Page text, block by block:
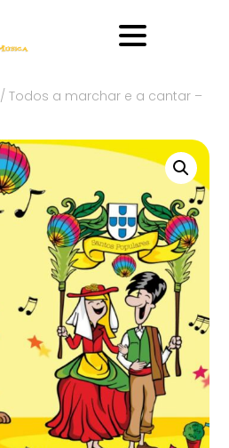
/ Todos a marchar e a cantar –